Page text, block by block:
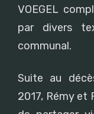
VOEGEL
par divers
communal.
Suite au
2017, Rémy et